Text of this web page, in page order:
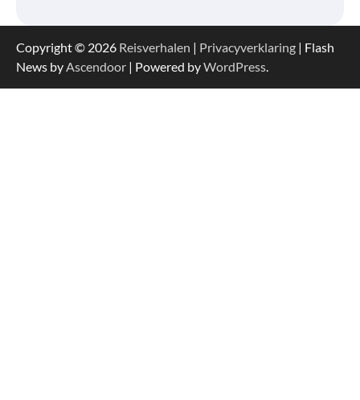
Copyright © 2026 Reisverhalen | Privacyverklaring | Flash
News byAscendoor | Powered byWordPress.